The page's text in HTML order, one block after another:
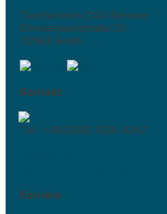
Tuscheteam CAD-Service
Stresemannstraße 23
10963 Berlin
Kontakt
Tel.: +49 (0)30 1206 4267
Karriere